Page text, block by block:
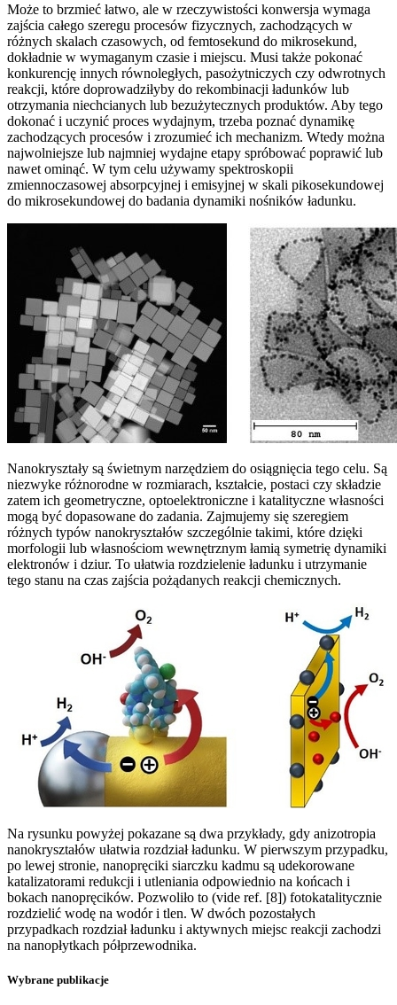
Może to brzmieć łatwo, ale w rzeczywistości konwersja wymaga
zajścia całego szeregu procesów fizycznych, zachodzących w
różnych skalach czasowych, od femtosekund do mikrosekund,
dokładnie w wymaganym czasie i miejscu. Musi także pokonać
konkurencję innych równoległych, pasożytniczych czy odwrotnych
reakcji, które doprowadziłyby do rekombinacji ładunków lub
otrzymania niechcianych lub bezużytecznych produktów. Aby tego
dokonać i uczynić proces wydajnym, trzeba poznać dynamikę
zachodzących procesów i zrozumieć ich mechanizm. Wtedy można
najwolniejsze lub najmniej wydajne etapy spróbować poprawić lub
nawet ominąć. W tym celu używamy spektroskopii
zmiennoczasowej absorpcyjnej i emisyjnej w skali pikosekundowej
do mikrosekundowej do badania dynamiki nośników ładunku.
Nanokryształy są świetnym narzędziem do osiągnięcia tego celu. Są
niezwyke różnorodne w rozmiarach, kształcie, postaci czy składzie
zatem ich geometryczne, optoelektroniczne i katalityczne własności
mogą być dopasowane do zadania. Zajmujemy się szeregiem
różnych typów nanokryształów szczególnie takimi, które dzięki
morfologii lub własnościom wewnętrznym łamią symetrię dynamiki
elektronów i dziur. To ułatwia rozdzielenie ładunku i utrzymanie
tego stanu na czas zajścia pożądanych reakcji chemicznych.
Na rysunku powyżej pokazane są dwa przykłady, gdy anizotropia
nanokryształów ułatwia rozdział ładunku. W pierwszym przypadku,
po lewej stronie, nanopręciki siarczku kadmu są udekorowane
katalizatorami redukcji i utleniania odpowiednio na końcach i
bokach nanopręcików. Pozwoliło to (vide ref. [8]) fotokatalitycznie
rozdzielić wodę na wodór i tlen. W dwóch pozostałych
przypadkach rozdział ładunku i aktywnych miejsc reakcji zachodzi
na nanopłytkach półprzewodnika.
Wybrane publikacje